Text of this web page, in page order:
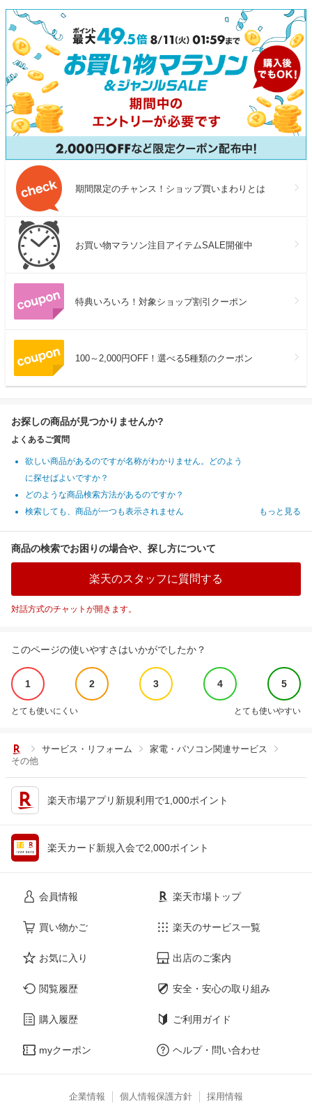
期間限定のチャンス！ショップ買いまわりとは
お買い物マラソン注目アイテムSALE開催中
特典いろいろ！対象ショップ割引クーポン
100～2,000円OFF！選べる5種類のクーポン
お探しの商品が見つかりませんか?
よくあるご質問
欲しい商品があるのですが名称がわかりません。どのよう
に探せばよいですか？
どのような商品検索方法があるのですか？
検索しても、商品が一つも表示されません
もっと見る
商品の検索でお困りの場合や、探し方について
楽天のスタッフに質問する
対話方式のチャットが開きます。
このページの使いやすさはいかがでしたか？
1 2 3 4 5
とても使いにくい とても使いやすい
サービス・リフォーム
家電・パソコン関連サービス
その他
楽天市場アプリ新規利用で1,000ポイント
楽天カード新規入会で2,000ポイント
会員情報
買い物かご
お気に入り
閲覧履歴
購入履歴
myクーポン
楽天市場トップ
楽天のサービス一覧
出店のご案内
安全・安心の取り組み
ご利用ガイド
ヘルプ・問い合わせ
企業情報 個人情報保護方針 採用情報